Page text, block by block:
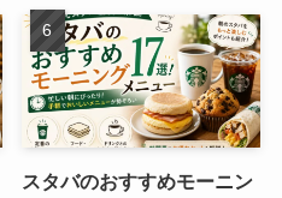
スタバのおすすめモーニン